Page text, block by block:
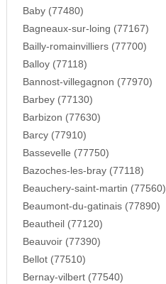
Baby (77480)
Bagneaux-sur-loing (77167)
Bailly-romainvilliers (77700)
Balloy (77118)
Bannost-villegagnon (77970)
Barbey (77130)
Barbizon (77630)
Barcy (77910)
Bassevelle (77750)
Bazoches-les-bray (77118)
Beauchery-saint-martin (77560)
Beaumont-du-gatinais (77890)
Beautheil (77120)
Beauvoir (77390)
Bellot (77510)
Bernay-vilbert (77540)